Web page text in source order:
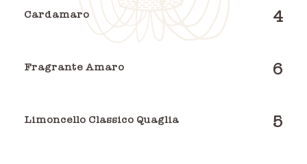
Cardamaro 4
Fragrante Amaro 6
Limoncello Classico Quaglia 5